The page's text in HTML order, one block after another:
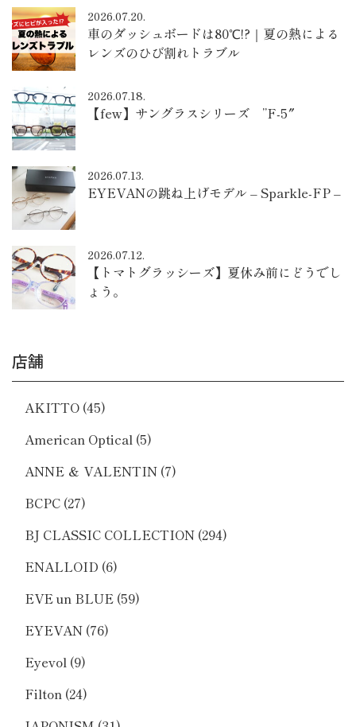
2026.07.20.
車のダッシュボードは80℃!?｜夏の熱による
レンズのひび割れトラブル
2026.07.18.
【few】サングラスシリーズ ”F-5″
2026.07.13.
EYEVANの跳ね上げモデル – Sparkle-FP –
2026.07.12.
【トマトグラッシーズ】夏休み前にどうでし
ょう。
店舗
AKITTO (45)
American Optical (5)
ANNE ＆ VALENTIN (7)
BCPC (27)
BJ CLASSIC COLLECTION (294)
ENALLOID (6)
EVE un BLUE (59)
EYEVAN (76)
Eyevol (9)
Filton (24)